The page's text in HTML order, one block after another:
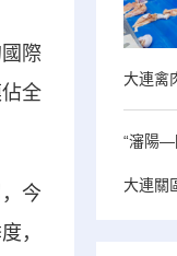
際
全
今
，
大連禽
“瀋陽—
大連關